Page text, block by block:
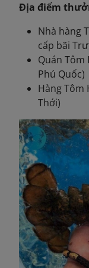
Địa điểm
Nhà hàng
cấp bãi
Quán Tôm
Phú Quốc)
Hàng Tôm
Thới)